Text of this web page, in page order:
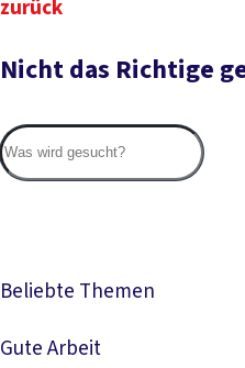
zurück
Nicht das Richtige
Beliebte Themen
Gute Arbeit